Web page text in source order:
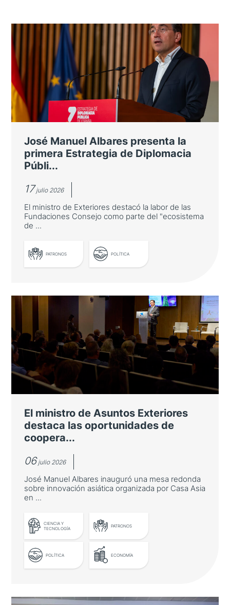
José Manuel Albares presenta la
primera Estrategia de Diplomacia
Públi...
17 julio 2026
El ministro de Exteriores destacó la labor de las
Fundaciones Consejo como parte del "ecosistema
de ...
PATRONOS POLÍTICA
José Manuel Albares presenta la
primera Estrategia de Diplomacia
Pública de España
El ministro de Exteriores destacó la labor de
las Fundaciones Consejo como parte del
"ecosistema de proyección exterior" del país
LEER MÁS
El ministro de Asuntos Exteriores
destaca las oportunidades de
coopera...
06 julio 2026
José Manuel Albares inauguró una mesa redonda
sobre innovación asiática organizada por Casa Asia
en ...
CIENCIA Y
TECNOLOGÍA
PATRONOS
POLÍTICA ECONOMÍA